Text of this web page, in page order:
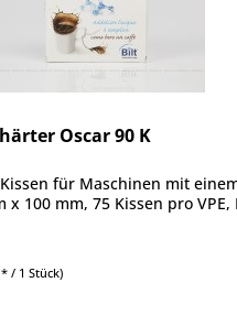
Oscar 90 K
für Maschinen mit
x 100 mm, 75 Kissen pro VPE,
/ 1 Stück)